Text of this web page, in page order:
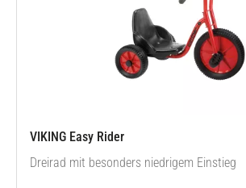
VIKING Easy Rider
Dreirad mit besonders niedrigem Einstieg